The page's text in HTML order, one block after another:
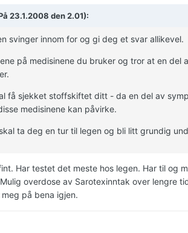
23.1.2008 den 2.01):
svinger innom for og gi deg et svar allikevel.
på medisinene du bruker og tror at en del
få sjekket stoffskiftet ditt - da en del av
medisinene kan påvirke.
ta deg en tur til legen og bli litt grundig
Har testet det meste hos legen. Har til og
overdose av Sarotexinntak over lengre
på bena igjen.